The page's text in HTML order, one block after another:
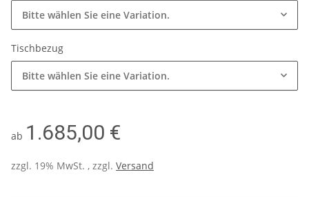
Bitte wählen Sie eine Variation.
Tischbezug
Bitte wählen Sie eine Variation.
ab 1.685,00 €
zzgl. 19% MwSt. , zzgl. Versand